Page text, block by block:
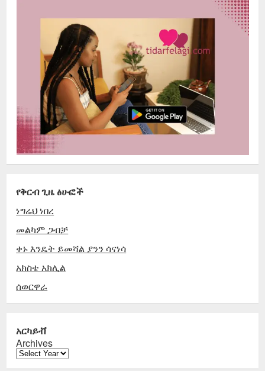
የቅርብ ጊዜ ፅሁፎች
ነግሬህ ነበረ
መልካም ጋብቻ
ቀኑ እንዴት ይመሻል ያንን ሳናነሳ
አክስቴ አክሊል
ሰወርዋራ
አርካይቭ
Archives